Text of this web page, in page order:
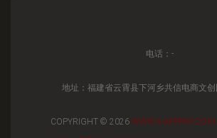
电话：-
地址：福建省云霄县下河乡共信电商文
COPYRIGHT © 2026 WWW.X-APPPAY.COM